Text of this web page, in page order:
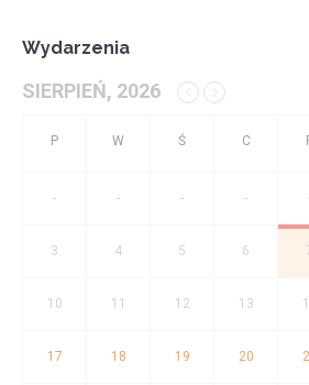
Wydarzenia
SIERPIEŃ, 2026
- - - -
3 4 5 6
10 11 12 13
17 18 19 20